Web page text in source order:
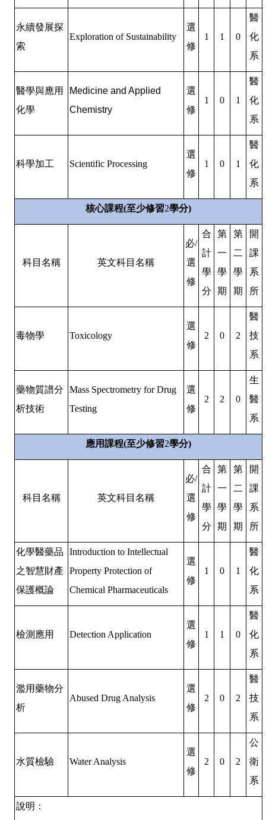
永續發展探
索
Exploration of Sustainability
選
修
1 1 0
醫
化
系
醫學與應用
化學
Medicine and Applied
Chemistry
選
修
1 0 1
醫
化
系
科學加工 Scientific Processing
選
修
1 0 1
醫
化
系
核心課程(至少修習2學分)
科目名稱 英文科目名稱
必/
選
修
合
計
學
分
第
一
學
期
第
二
學
期
開
課
系
所
毒物學 Toxicology
選
修
2 0 2
醫
技
系
藥物質譜分
析技術
Mass Spectrometry for Drug
Testing
選
修
2 2 0
生
醫
系
應用課程(至少修習2學分)
科目名稱 英文科目名稱
必/
選
修
合
計
學
分
第
一
學
期
第
二
學
期
開
課
系
所
化學醫藥品
之智慧財產
保護概論
Introduction to Intellectual
Property Protection of
Chemical Pharmaceuticals
選
修
1 0 1
醫
化
系
檢測應用 Detection Application
選
修
1 1 0
醫
化
系
濫用藥物分
析
Abused Drug Analysis
選
修
2 0 2
醫
技
系
水質檢驗 Water Analysis
選
修
2 0 2
公
衛
系
說明：